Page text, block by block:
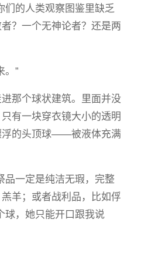
们的人类观察图鉴里缺乏
？一个无神论者？还是两
。”
那个球状建筑。里面并没
有一块穿衣镜大小的透明
浮的头顶球——被液体充满
品一定是纯洁无瑕，完整
羊；或者战利品，比如俘
球，她只能开口跟我说